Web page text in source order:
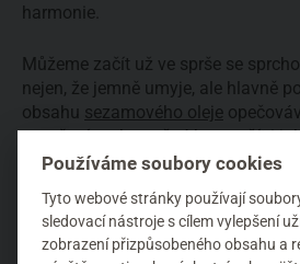
harmonie.
Můžeme začít už ve sprše se
nejen, že jemně umyje, ale hlavně
obsahu sezamového oleje
vysušením. Je možné ho použít i
vlasy budou ošetřené a vyživené.
ještě vlhkou pokožku místo
vlasů pro regeneraci nebo i jako
li dost času nebo chuti na olejovou
Používáme soubory cookies
Tyto webové stránky používají
sledovací nástroje s cílem vylepšení
zobrazení přizpůsobeného obsahu a